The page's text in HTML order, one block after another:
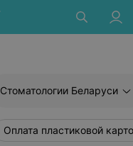
Стоматологии Беларуси
Оплата пластиковой